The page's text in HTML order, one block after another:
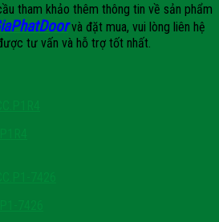
tham khảo thêm thông tin về sản phẩm
và đặt mua, vui lòng liên hệ
tư vấn và hỗ trợ tốt nhất.